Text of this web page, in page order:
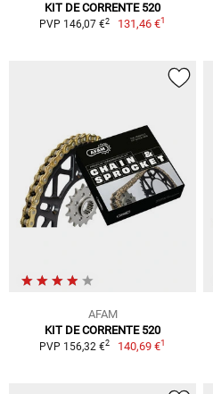
KIT DE CORRENTE 520
PVP 146,07 €2 131,46 €1
AFAM
KIT DE CORRENTE 520
PVP 156,32 €2 140,69 €1